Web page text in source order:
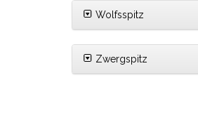
Wolfsspitz
Zwergspitz